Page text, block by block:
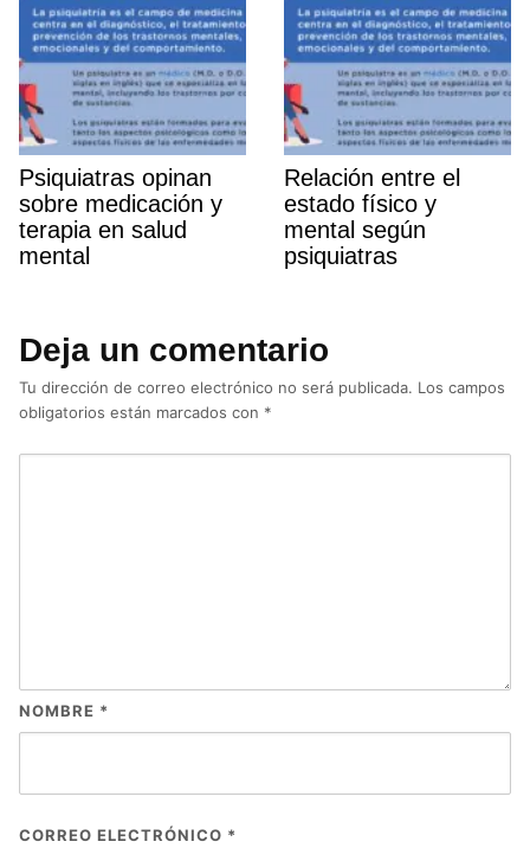
Psiquiatras opinan
sobre medicación y
terapia en salud
mental
Relación entre el
estado fí­sico y
mental según
psiquiatras
Deja un comentario
Tu dirección de correo electrónico no será publicada. Los campos
obligatorios están marcados con *
NOMBRE *
CORREO ELECTRÓNICO *